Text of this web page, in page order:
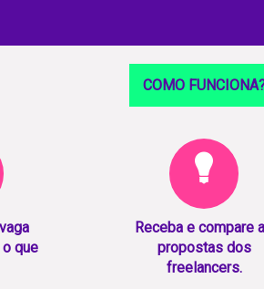
COMO
que
Receba e compare
propostas dos
freelancers.